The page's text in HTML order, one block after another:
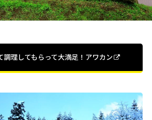
調理してもらって大満足！アワカン